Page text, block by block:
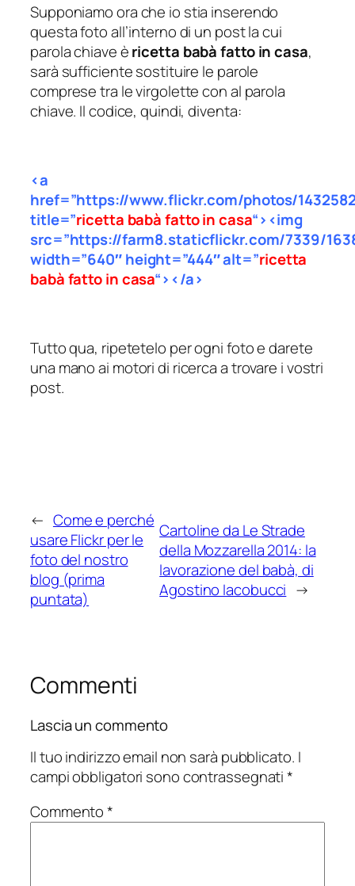
Supponiamo ora che io stia inserendo
questa foto all’interno di un post la cui
parola chiave èricetta babà fatto in casa,
sarà sufficiente sostituire le parole
comprese tra le virgolette con al parola
chiave. Il codice, quindi, diventa:
<a
href=”https://www.flickr.com/photos/
title=”ricetta babà fatto in casa“><img
src=”https://farm8.staticflickr.com/7339/
width=”640″ height=”444″ alt=”ricetta
babà fatto in casa“></a>
Tutto qua, ripetetelo per ogni foto e darete
una mano ai motori di ricerca a trovare i vostri
post.
← Come e perché
usare Flickr per le
foto del nostro
blog (prima
puntata)
Cartoline da Le Strade
della Mozzarella 2014: la
lavorazione del babà, di
Agostino Iacobucci →
Commenti
Lascia un commento
Il tuo indirizzo email non sarà pubblicato. I
campi obbligatori sono contrassegnati*
Commento*